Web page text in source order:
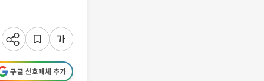
구글 선호매체 추가